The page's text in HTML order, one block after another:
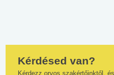
Kérdésed van?
Kérdezz orvos szakértőinktől,